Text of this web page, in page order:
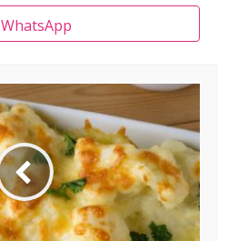
WhatsApp